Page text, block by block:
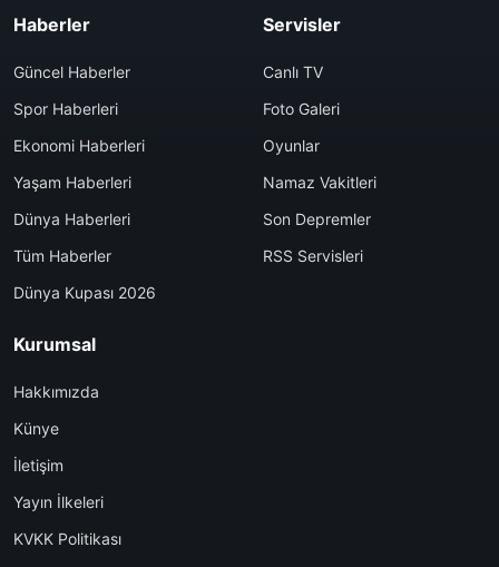
Haberler
Güncel Haberler
Spor Haberleri
Ekonomi Haberleri
Yaşam Haberleri
Dünya Haberleri
Tüm Haberler
Dünya Kupası 2026
Servisler
Canlı TV
Foto Galeri
Oyunlar
Namaz Vakitleri
Son Depremler
RSS Servisleri
Kurumsal
Hakkımızda
Künye
İletişim
Yayın İlkeleri
KVKK Politikası